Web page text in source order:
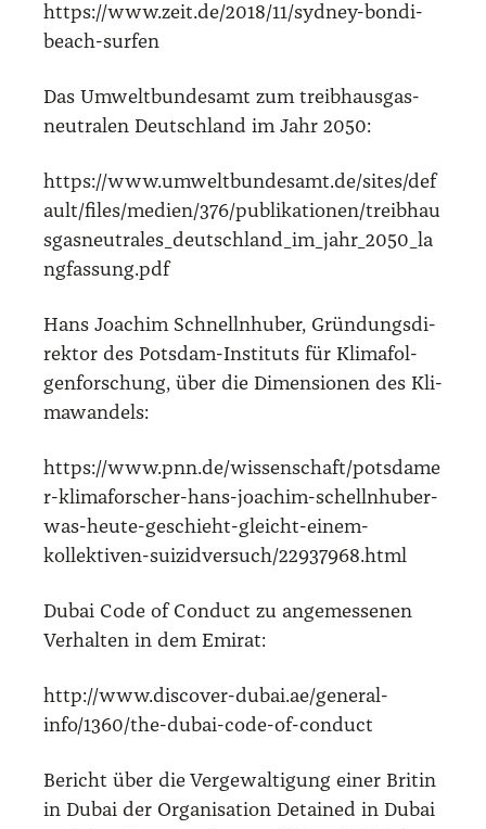
https://www.zeit.de/2018/11/sydney-bondi-
beach-surfen
Das Umwelt­bun­des­amt zum treib­haus­gas­
neu­tra­len Deutsch­land im Jahr 2050:
https://www.umweltbundesamt.de/sites/def
ault/files/medien/376/publikationen/treibhau
sgasneutrales_deutschland_im_jahr_2050_la
ngfassung.pdf
Hans Joa­chim Schnellnhu­ber, Grün­dungs­di­
rek­tor des Pots­dam-Insti­tuts für Kli­ma­fol­
gen­for­schung, über die Dimen­sio­nen des Kli­
ma­wan­dels:
https://www.pnn.de/wissenschaft/potsdame
r-klimaforscher-hans-joachim-schellnhuber-
was-heute-geschieht-gleicht-einem-
kollektiven-suizidversuch/22937968.html
Dubai Code of Con­duct zu ange­mes­se­nen
Ver­hal­ten in dem Emi­rat:
http://www.discover-dubai.ae/general-
info/1360/the-dubai-code-of-conduct
Bericht über die Ver­ge­wal­ti­gung einer Bri­tin
in Dubai der Orga­ni­sa­ti­on Detai­ned in Dubai